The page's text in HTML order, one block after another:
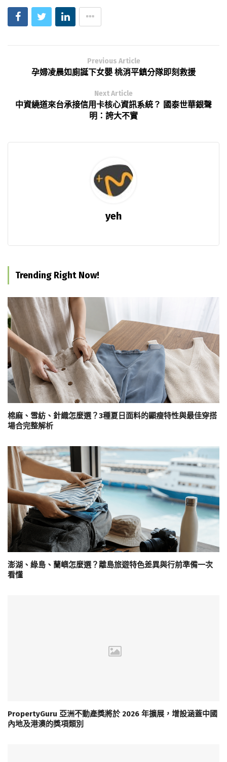
Previous Article
孕婦凌晨如廁誕下女嬰 桃消平鎮分隊即刻救援
Next Article
中資繞道來台承接信用卡核心資訊系統？ 國泰世華銀聲
明：誇大不實
yeh
Trending Right Now!
棉麻、雪紡、針織怎麼選？3種夏日面料的顯瘦特性與最佳穿搭
場合完整解析
澎湖、綠島、蘭嶼怎麼選？離島旅遊特色差異與行前準備一次
看懂
PropertyGuru 亞洲不動產獎將於 2026 年擴展，增設涵蓋中國
內地及港澳的獎項類別